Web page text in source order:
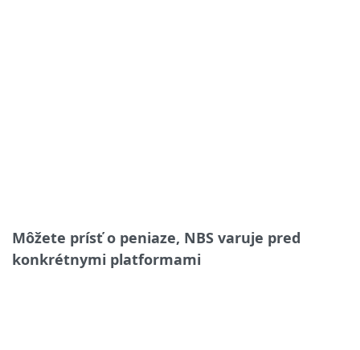
Môžete prísť o peniaze, NBS varuje pred
konkrétnymi platformami